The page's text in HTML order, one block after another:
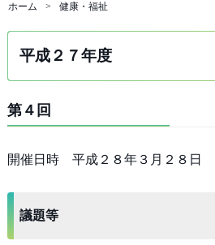
ホーム 健康・福祉
平成２７年度
第４回
開催日時 平成２８年３月２８日
議題等